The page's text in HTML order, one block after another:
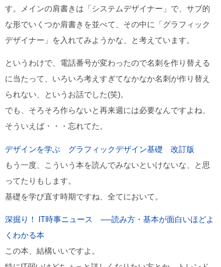
す。メインの肩書きは「システムデザイナー」で、サブ的
な形でいくつか肩書きを並べて、その中に「グラフィック
デザイナー」を入れてみようかな、と考えています。
というわけで、電話番号が変わったので名刺を作り替える
に当たって、いろいろ考えすぎてなかなか名刺が作り替え
られない、というお話でした(笑)。
でも、そろそろ作らないと再来週には必要なんですよね、
そういえば・・・忘れてた。
デザインを学ぶ グラフィックデザイン基礎 改訂版
もう一度、こういう本を読んでみないといけないな、と思
ってたりもします。
基礎を学び直す時期ですね、全てにおいて。
深掘り！ IT時事ニュース ──読み方・基本が面白いほどよ
くわかる本
この本、結構いいですよ。